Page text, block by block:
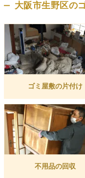
大阪市生野区の
ゴミ屋敷の片付け
不用品の回収